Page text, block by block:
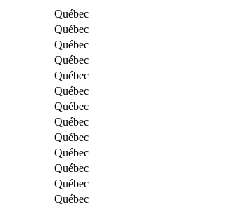
Québec
Québec
Québec
Québec
Québec
Québec
Québec
Québec
Québec
Québec
Québec
Québec
Québec